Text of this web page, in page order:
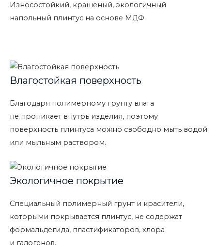
Износостойкий, крашеный, экологичный
напольный плинтус на основе МДФ.
Влагостойкая поверхность
Благодаря полимерному грунту влага
не проникает внутрь изделия, поэтому
поверхность плинтуса можно свободно мыть водой
или мыльным раствором.
Экологичное покрытие
Специальный полимерный грунт и красители,
которыми покрывается плинтус, не содержат
формальдегида, пластификаторов, хлора
и галогенов.